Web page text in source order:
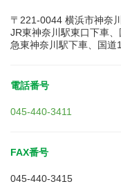
〒221-0044 横浜市神奈
JR東神奈川駅東口下車
急東神奈川駅下車、国道
電話番号
045-440-3411
FAX番号
045-440-3415